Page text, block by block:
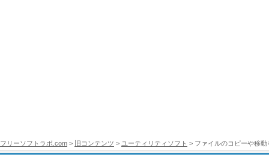
フリーソフトラボ.com > 旧コンテンツ > ユーティリティソフト > ファイルのコピーや移